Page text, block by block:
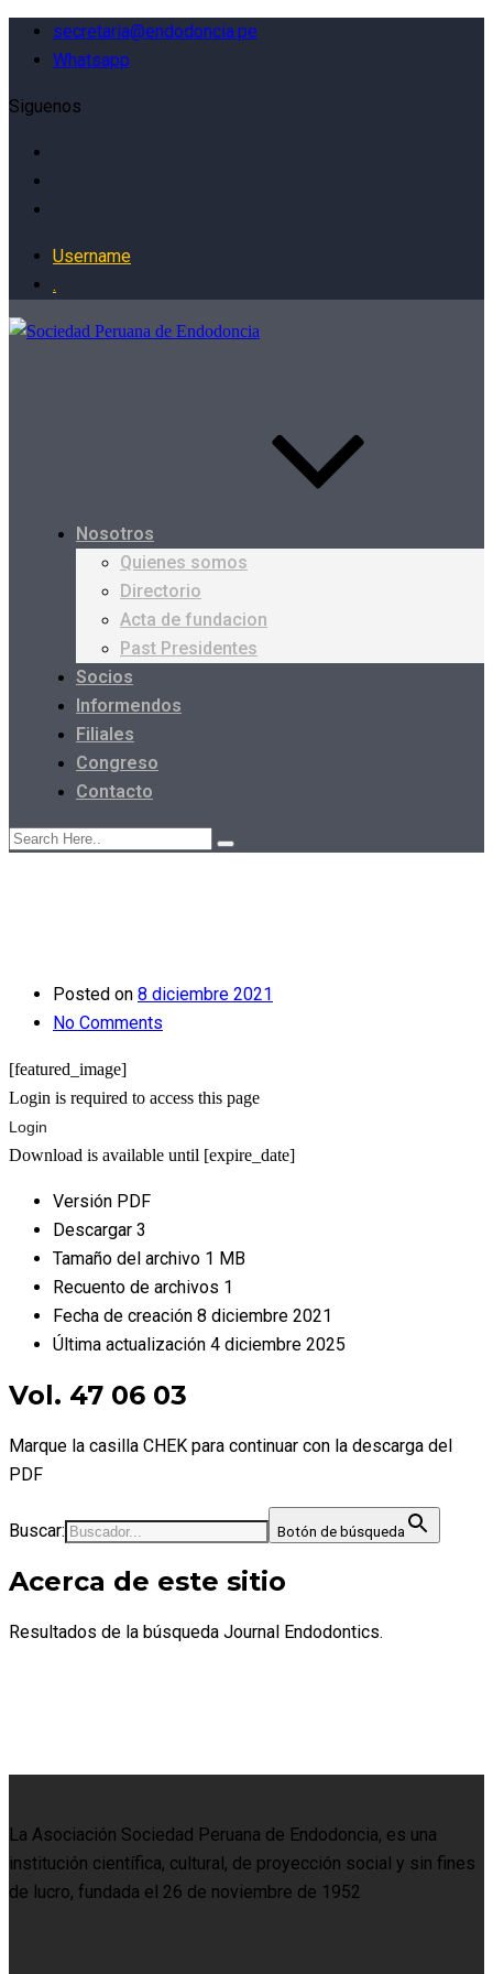
secretaria@endodoncia.pe
Whatsapp
Siguenos
Username
.
Nosotros
Quienes somos
Directorio
Acta de fundacion
Past Presidentes
Socios
Informendos
Filiales
Congreso
Contacto
Posted on 8 diciembre 2021
No Comments
[featured_image]
Login is required to access this page
Login
Download is available until [expire_date]
Versión PDF
Descargar 3
Tamaño del archivo 1 MB
Recuento de archivos 1
Fecha de creación 8 diciembre 2021
Última actualización 4 diciembre 2025
Vol. 47 06 03
Marque la casilla CHEK para continuar con la descarga del
PDF
Buscar: Botón de búsqueda
Acerca de este sitio
Resultados de la búsqueda Journal Endodontics.
La Asociación Sociedad Peruana de Endodoncia, es una
institución científica, cultural, de proyección social y sin fines
de lucro, fundada el 26 de noviembre de 1952